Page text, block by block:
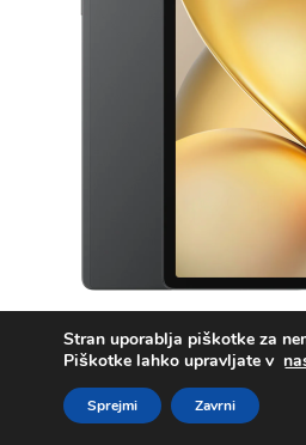
5G, komplet miška
Stran uporablja piškotke za
Piškotke lahko upravljate v
Sprejmi Zavrni